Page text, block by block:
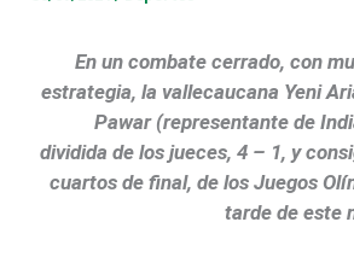
En un combate cerrado, con
estrategia, la vallecaucana Yeni
Pawar (representante de
dividida de los jueces, 4 – 1, y
cuartos de final, de los Juegos
tarde de este